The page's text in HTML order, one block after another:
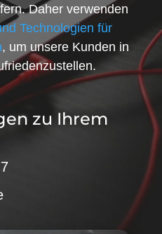
Daher verwenden
Technologien für
, um unsere Kunden in
zu Ihrem